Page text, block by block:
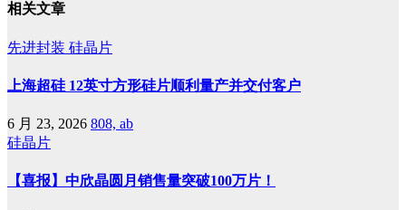
相关文章
先进封装 硅晶片
上海超硅 12英寸方形硅片顺利量产并交付客户
6 月 23, 2026 808, ab
硅晶片
【喜报】中欣晶圆月销售量突破100万片！